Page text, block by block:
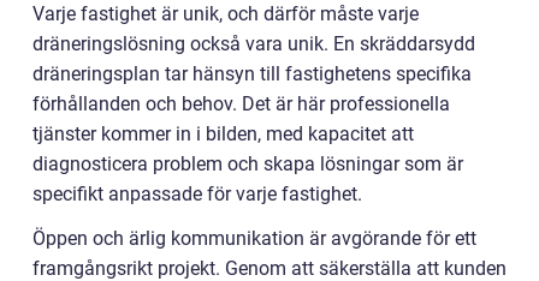
Varje fastighet är unik, och därför måste varje
dräneringslösning också vara unik. En skräddarsydd
dräneringsplan tar hänsyn till fastighetens specifika
förhållanden och behov. Det är här professionella
tjänster kommer in i bilden, med kapacitet att
diagnosticera problem och skapa lösningar som är
specifikt anpassade för varje fastighet.
Öppen och ärlig kommunikation är avgörande för ett
framgångsrikt projekt. Genom att säkerställa att kunden